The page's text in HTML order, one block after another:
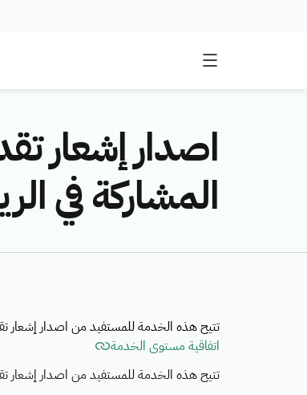
اصدار إشعار
المشاركة في
تتيح هذه الخدمة للمستفيد من اصدار إشعار
اتفاقية مستوى الخدمة
تتيح هذه الخدمة للمستفيد من اصدار إشعار